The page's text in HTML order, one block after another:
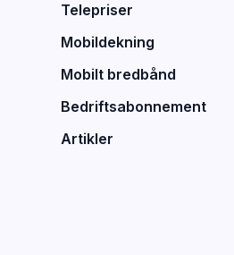
Telepriser
Mobildekning
Mobilt bredbånd
Bedriftsabonnement
Artikler